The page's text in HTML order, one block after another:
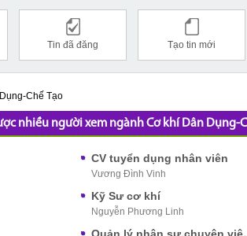
Tin đã đăng Tạo tin mới
Chế Tạo
nhiều người xem ngành Cơ khí Dân Dụng-
CV tuyển dụng nhân viên
Vương Đình Vinh
Kỹ Sư cơ khí
Nguyễn Phương Linh